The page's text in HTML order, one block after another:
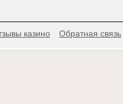
казино Обратная связь